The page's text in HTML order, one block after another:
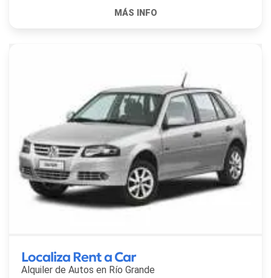
Localiza Rent a Car
Alquiler de Autos en Río Grande